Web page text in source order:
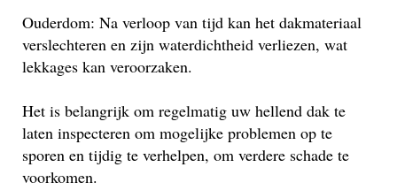
Ouderdom: Na verloop van tijd kan het dakmateriaal
verslechteren en zijn waterdichtheid verliezen, wat
lekkages kan veroorzaken.
Het is belangrijk om regelmatig uw hellend dak te
laten inspecteren om mogelijke problemen op te
sporen en tijdig te verhelpen, om verdere schade te
voorkomen.